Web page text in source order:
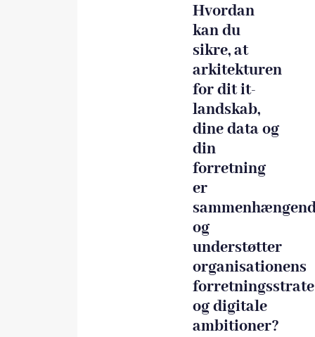
Hvordan
kan du
sikre, at
arkitekturen
for dit it-
landskab,
dine data og
din
forretning
er
og
understøtter
organisationens
og digitale
ambitioner?